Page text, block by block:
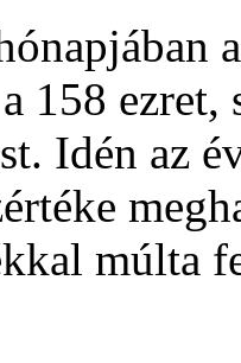
158
Idén az
múlta